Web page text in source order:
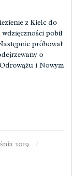
z Kielc do
pobił
próbował
o
i Nowym
2019
/